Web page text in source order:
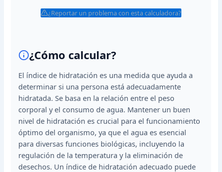
¿Reportar un problema con esta calculadora?
¿Cómo calcular?
El índice de hidratación es una medida que ayuda a
determinar si una persona está adecuadamente
hidratada. Se basa en la relación entre el peso
corporal y el consumo de agua. Mantener un buen
nivel de hidratación es crucial para el funcionamiento
óptimo del organismo, ya que el agua es esencial
para diversas funciones biológicas, incluyendo la
regulación de la temperatura y la eliminación de
desechos. Un índice de hidratación adecuado puede